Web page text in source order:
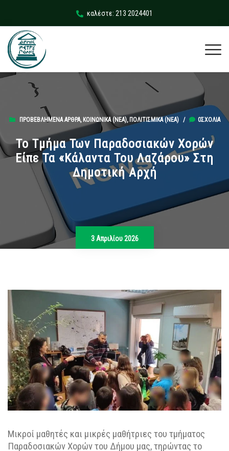
καλέστε: 213 2024401
ΠΡΟΒΕΒΛΗΜΈΝΑ ΆΡΘΡΑ, ΚΟΙΝΩΝΙΚΆ (ΝΕΑ), ΠΟΛΙΤΙΣΜΙΚΆ (ΝΕΑ)/ 0ΣΧΌΛΙΑ
Το Τμήμα Των Παραδοσιακών Χορών
Είπε Τα «κάλαντα Του Λαζάρου» Στη
Δημοτική Αρχή
3 Απριλίου 2026
Μικροί μαθητές και μικρές μαθήτριες του τμήματος
Παραδοσιακών Χορών του Δήμου μας, τηρώντας το